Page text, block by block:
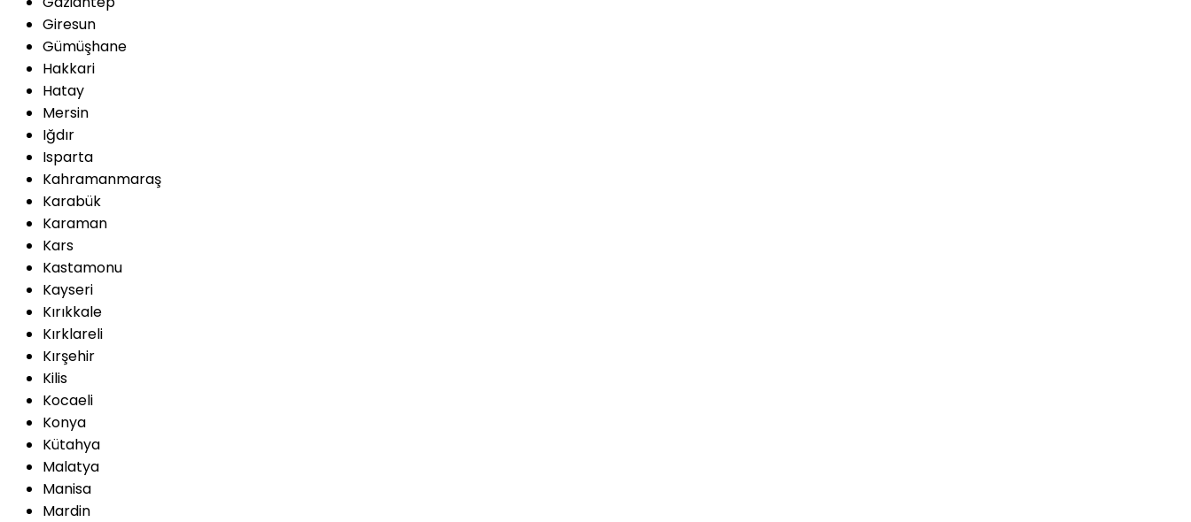
Giresun
Gümüşhane
Hakkari
Hatay
Mersin
Iğdır
Isparta
Kahramanmaraş
Karabük
Karaman
Kars
Kastamonu
Kayseri
Kırıkkale
Kırklareli
Kırşehir
Kilis
Kocaeli
Konya
Kütahya
Malatya
Manisa
Mardin